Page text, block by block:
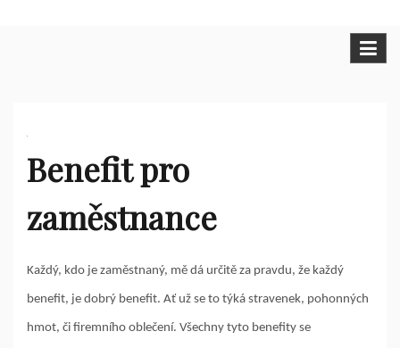
Benefit pro
zaměstnance
Každý, kdo je zaměstnaný, mě dá určitě za pravdu, že každý
benefit, je dobrý benefit. Ať už se to týká stravenek, pohonných
hmot, či firemního oblečení. Všechny tyto benefity se